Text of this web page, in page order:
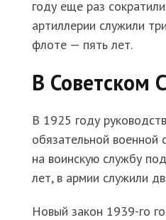
году еще раз
артиллерии служили
флоте — пять лет.
В Советском
В 1925 году
обязательной военной
на воинскую службу
лет, в армии служили
Новый закон 1939-го